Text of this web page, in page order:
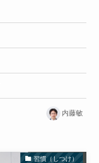
内藤敏
習慣（しつけ）